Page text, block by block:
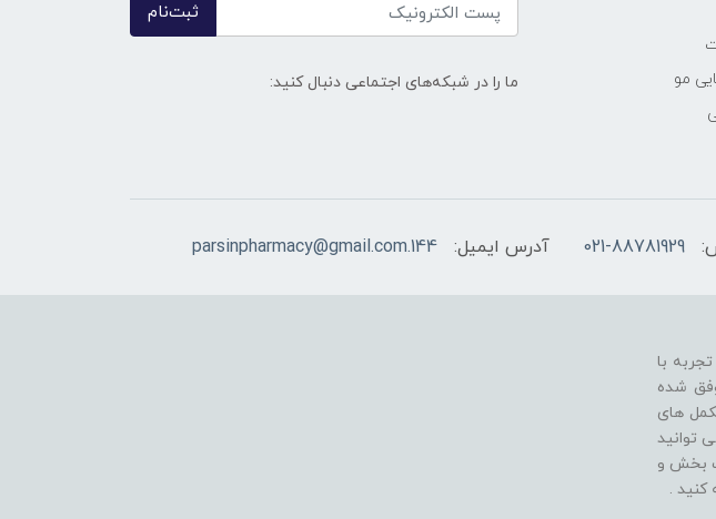
مو
ثبت‌نام
ما را در شبکه‌های اجتماعی دنبال کنید:
021-88781929 آدرس ایمیل: 144.parsinpharmacy@gmail.com
با
شده
های
توانید
بخش و
کنید .